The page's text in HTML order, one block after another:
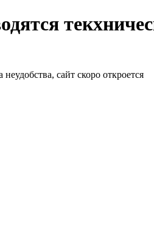
сайт скоро откроется